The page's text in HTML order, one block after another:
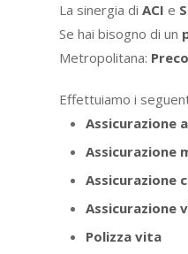
La sinergia di ACI e
Se hai bisogno di un
Metropolitana:
Effettuiamo i
Assicurazione
Assicurazione
Assicurazione
Assicurazione
Polizza vita